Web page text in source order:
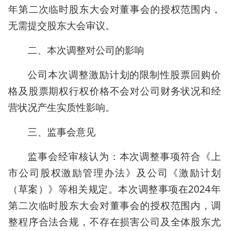
年第二次临时股东大会对董事会的授权范围内，
无需提交股东大会审议。
二、本次调整对公司的影响
公司本次调整激励计划的限制性股票回购价
格及股票期权行权价格不会对公司财务状况和经
营状况产生实质性影响。
三、监事会意见
监事会经审核认为：本次调整事项符合《上
市公司股权激励管理办法》及公司《激励计划
（草案）》等相关规定。本次调整事项在2024年
第二次临时股东大会对董事会的授权范围内，调
整程序合法合规，不存在损害公司及全体股东尤